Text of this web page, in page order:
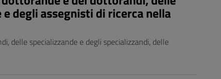
degli assegnisti di ricerca nella
delle specializzande e degli specializzandi, delle